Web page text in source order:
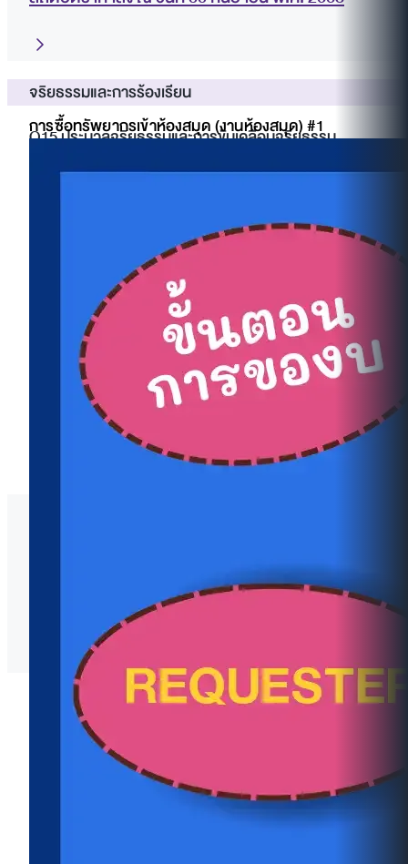
การซื้อทรัพยากรเข้าห้องสมุด (งานห้องสมุด) #1
จริยธรรมและการร้องเรียน
O15 ประมวลจริยธรรมและการขับเคลื่อนจริยธรรม
Dos & Don'ts
MUIC Seminar Tackles Pressing Issues of Data
Privacy and AI Ethics
แนวปฏิบัติการจัดการเรื่องร้องเรียนทุจริตและประพฤติ
O17 ช่องทางแจ้งเรื่องร้องเรียนทุจริตและประพฤติมิชอบ
ช่องทางแจ้งเรื่องร้องเรียนทุจริตและประพฤติมิชอบ